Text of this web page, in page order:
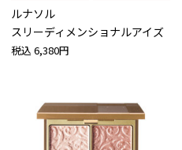
ルナソル
スリーディメンショナルアイズ
税込 6,380円